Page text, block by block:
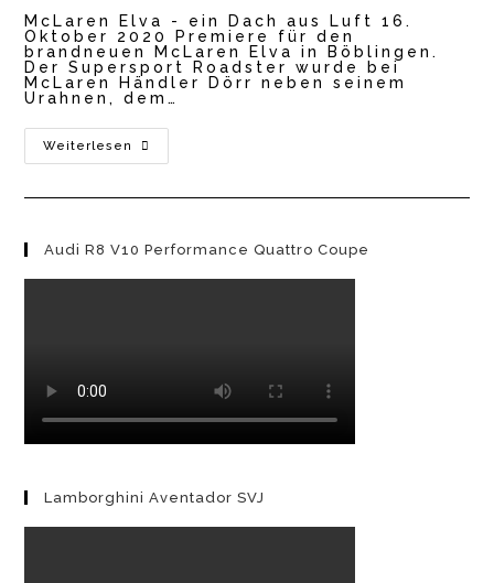
McLaren Elva - ein Dach aus Luft 16.
Oktober 2020 Premiere für den
brandneuen McLaren Elva in Böblingen.
Der Supersport Roadster wurde bei
McLaren Händler Dörr neben seinem
Urahnen, dem…
Weiterlesen
McLaren
Elva
Audi R8 V10 Performance Quattro Coupe
Lamborghini Aventador SVJ